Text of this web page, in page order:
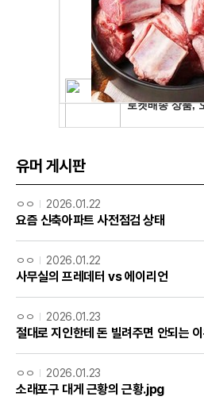
유머 게시판
ㅇㅇ 2026.01.22
요즘 신축아파트 사전점검 상태
ㅇㅇ 2026.01.22
사무실의 프레데터 vs 에이리언
ㅇㅇ 2026.01.23
절대로 지인한테 돈 빌려주면 안되는
ㅇㅇ 2026.01.23
소래포구 대게 근황의 근황.jpg